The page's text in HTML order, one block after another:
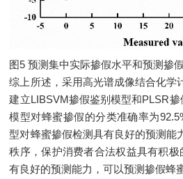
图5 预测集中实际掺假水平和预测掺
综上所述，采用高光谱成像结合化学
建立LIBSVM掺假鉴别模型和PLSR
模型对蜂蜜掺假的分类准确率为
型对蜂蜜掺假检测具有良好的预测能
秩序，保护消费者合法权益具有积
有良好的预测能力，可以预测掺假蜂